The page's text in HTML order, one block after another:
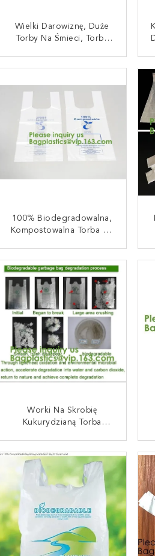
Wielki Darowiznę, Duże
Torby Na Śmieci, Torby
Trawnik, Worek Na Liście,
SKONTAKTUJ SIĘ TERAZ
100% Biodegradowalna,
Kompostowalna Torba Na
Wesele, Supermarket,
Restauracja, Pieczenie
SKONTAKTUJ SIĘ TERAZ
Worki Na Skrobię
Kukurydzianą Torba
100% Biodegradowalne
Worki Na Śmieci Ze
Skrobi Kukurydzianej
SKONTAKTUJ SIĘ TERAZ